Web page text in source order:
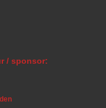
/ sponsor: